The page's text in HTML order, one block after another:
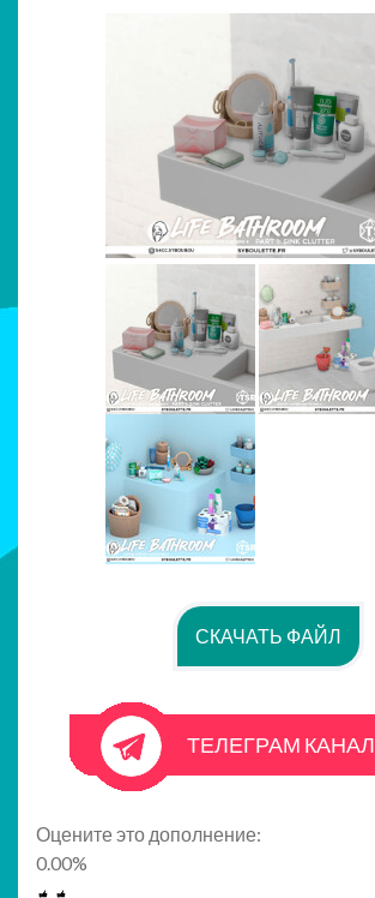
СКАЧАТЬ ФАЙЛ
ТЕЛЕГРАМ КАНАЛ
Оцените это дополнение:
0.00%